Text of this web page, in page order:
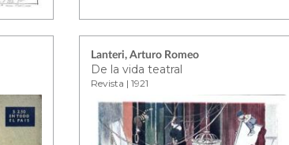
Lanteri, Arturo Romeo
De la vida teatral
Revista | 1921